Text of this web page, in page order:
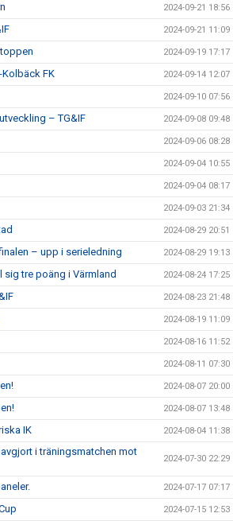
2024-09-21 18:56
2024-09-21 11:09
2024-09-19 17:17
FK 2024-09-14 12:07
2024-09-10 07:56
– TG&IF 2024-09-08 09:48
2024-09-06 08:28
2024-09-04 10:55
2024-09-04 08:17
2024-09-03 21:34
2024-08-29 20:51
– upp i serieledning 2024-08-29 19:13
sig tre poäng i Värmland 2024-08-24 17:25
2024-08-23 21:48
2024-08-19 11:09
2024-08-16 11:52
2024-08-11 07:30
2024-08-07 20:00
2024-08-07 13:48
IK 2024-08-04 11:38
i träningsmatchen mot
2024-07-30 22:29
2024-07-17 07:17
2024-07-15 12:53